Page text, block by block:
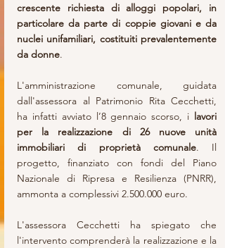
crescente richiesta di alloggi popolari, in
particolare da parte di coppie giovani e da
nuclei unifamiliari, costituiti prevalentemente
da donne.
L'amministrazione comunale, guidata
dall'assessora al Patrimonio Rita Cecchetti,
ha infatti avviato l’8 gennaio scorso, i lavori
per la realizzazione di 26 nuove unità
immobiliari di proprietà comunale. Il
progetto, finanziato con fondi del Piano
Nazionale di Ripresa e Resilienza (PNRR),
ammonta a complessivi 2.500.000 euro.
L'assessora Cecchetti ha spiegato che
l'intervento comprenderà la realizzazione e la